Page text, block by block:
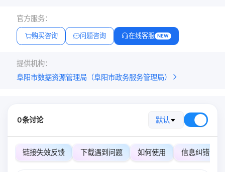
官方服务：
购买咨询 问题咨询 在线客服 NEW
提供机构：
阜阳市数据资源管理局（阜阳市政务服务管理局）
0条讨论 默认
链接失效反馈 下载遇到问题 如何使用 信息纠错